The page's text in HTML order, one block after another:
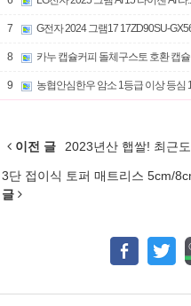
7 G전자 2024 그램17 17ZD90SU-
8 카누 캡슐커피 돌체구스토 호환 캡슐
9 농협안심한우 암소 1등급 이상 등심
이전 글 2023년산 햅쌀! 최근
3단 접이식 토퍼 매트리스 5cm/
글